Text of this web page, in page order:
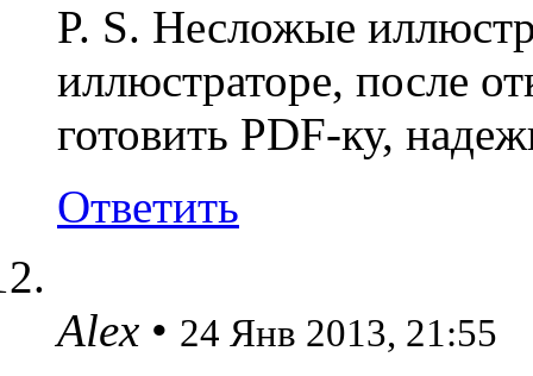
P. S. Несложые
иллюстраторе, после
готовить PDF-ку,
Ответить
Alex • 24 Янв 2013, 21:55